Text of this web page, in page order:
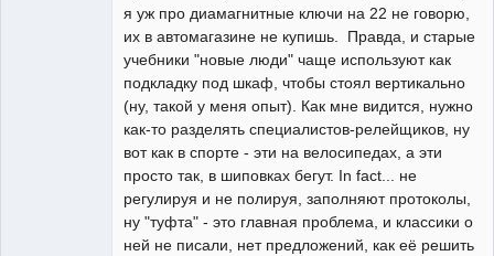
я уж про диамагнитные ключи на 22 не говорю,
их в автомагазине не купишь. Правда, и старые
учебники "новые люди" чаще используют как
подкладку под шкаф, чтобы стоял вертикально
(ну, такой у меня опыт). Как мне видится, нужно
как-то разделять специалистов-релейщиков, ну
вот как в спорте - эти на велосипедах, а эти
просто так, в шиповках бегут. In fact... не
регулируя и не полируя, заполняют протоколы,
ну "туфта" - это главная проблема, и классики о
ней не писали, нет предложений, как её решить